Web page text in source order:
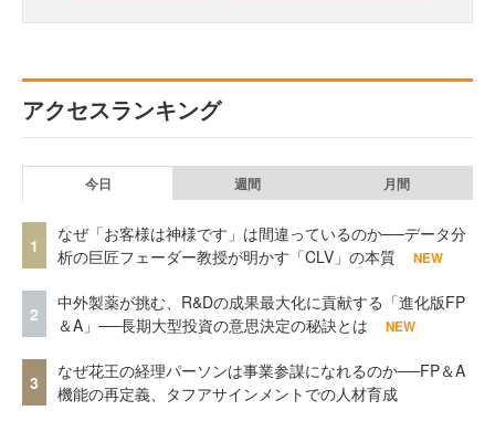
アクセスランキング
今日 週間 月間
1
なぜ「お客様は神様です」は間違っているのか──データ分
析の巨匠フェーダー教授が明かす「CLV」の本質
NEW
2
中外製薬が挑む、R&Dの成果最大化に貢献する「進化版FP
＆A」──長期大型投資の意思決定の秘訣とは
NEW
3
なぜ花王の経理パーソンは事業参謀になれるのか──FP＆A
機能の再定義、タフアサインメントでの人材育成